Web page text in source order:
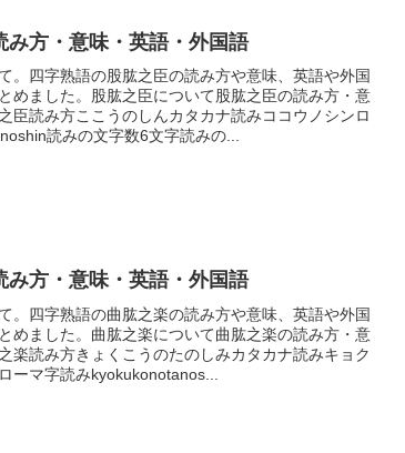
み方・意味・英語・外国語
。四字熟語の股肱之臣の読み方や意味、英語や外国
めました。股肱之臣について股肱之臣の読み方・意
臣読み方ここうのしんカタカナ読みココウノシンロ
読みの文字数6文字読みの...
み方・意味・英語・外国語
。四字熟語の曲肱之楽の読み方や意味、英語や外国
めました。曲肱之楽について曲肱之楽の読み方・意
楽読み方きょくこうのたのしみカタカナ読みキョク
ーマ字読みkyokukonotanos...